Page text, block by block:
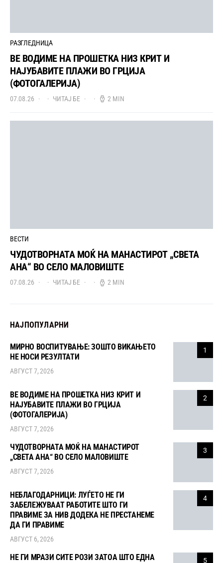
РАЗГЛЕДНИЦА
ВЕ ВОДИМЕ НА ПРОШЕТКА НИЗ КРИТ И
НАЈУБАВИТЕ ПЛАЖИ ВО ГРЦИЈА
(ФОТОГАЛЕРИЈА)
07.08.26 ЧИТАЈ БЕ 2 MIN
ВЕСТИ
ЧУДОТВОРНАТА МОЌ НА МАНАСТИРОТ „СВЕТА
АНА“ ВО СЕЛО МАЛОВИШТЕ
07.08.26 ЧИТАЈ БЕ 2 MIN
НАЈПОПУЛАРНИ
1
МИРНО ВОСПИТУВАЊЕ: ЗОШТО ВИКАЊЕТО
НЕ НОСИ РЕЗУЛТАТИ
АВГУСТ 7, 2026
2
ВЕ ВОДИМЕ НА ПРОШЕТКА НИЗ КРИТ И
НАЈУБАВИТЕ ПЛАЖИ ВО ГРЦИЈА
(ФОТОГАЛЕРИЈА)
АВГУСТ 7, 2026
3
ЧУДОТВОРНАТА МОЌ НА МАНАСТИРОТ
„СВЕТА АНА“ ВО СЕЛО МАЛОВИШТЕ
АВГУСТ 7, 2026
4
НЕБЛАГОДАРНИЦИ: ЛУЃЕТО НЕ ГИ
ЗАБЕЛЕЖУВААТ РАБОТИТЕ ШТО ГИ
ПРАВИМЕ ЗА НИВ ДОДЕКА НЕ ПРЕСТАНЕМЕ
ДА ГИ ПРАВИМЕ
АВГУСТ 6, 2026
5
НЕ ГИ МРАЗИ СИТЕ РОЗИ ЗАТОА ШТО ЕДНА